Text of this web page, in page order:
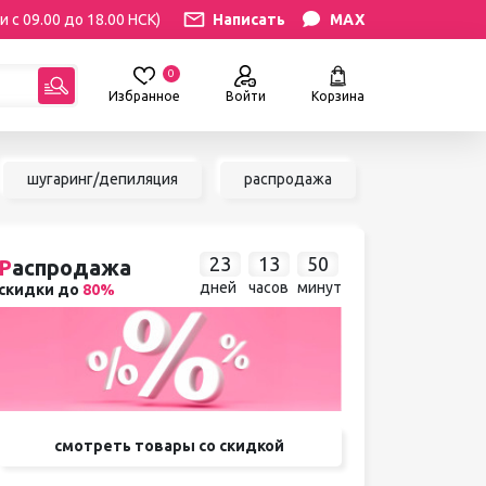
с 09.00 до 18.00 НСК) Написать MAX
Избранное
0
Войти Корзина
для
Уход за бровями и ресницами
Уход за руками и ногами
Личная гигиена
Уход за лицом и телом
АКСЕССУАРЫ
Браслеты и часы
Термосы, термокружки
шугаринг/депиляция распродажа
Распродажа
скидки до 80%
23
дней
13
часов
50
минут
смотреть товары со скидкой